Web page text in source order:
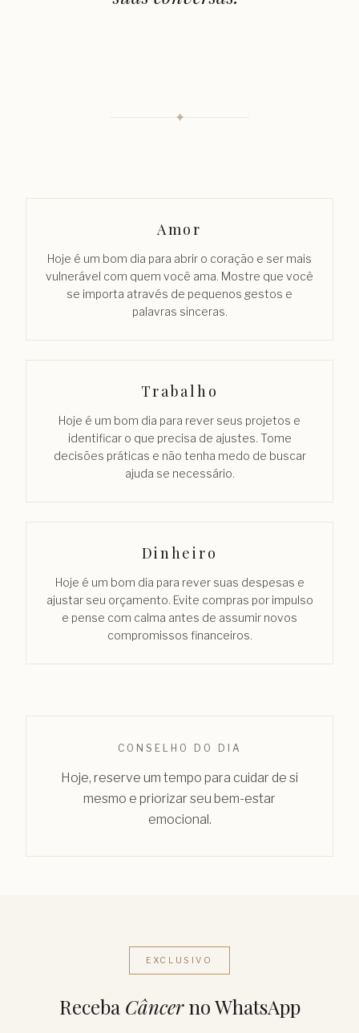
✦
Amor
Hoje é um bom dia para abrir o coração e ser mais
vulnerável com quem você ama. Mostre que você
se importa através de pequenos gestos e
palavras sinceras.
Trabalho
Hoje é um bom dia para rever seus projetos e
identificar o que precisa de ajustes. Tome
decisões práticas e não tenha medo de buscar
ajuda se necessário.
Dinheiro
Hoje é um bom dia para rever suas despesas e
ajustar seu orçamento. Evite compras por impulso
e pense com calma antes de assumir novos
compromissos financeiros.
CONSELHO DO DIA
Hoje, reserve um tempo para cuidar de si
mesmo e priorizar seu bem-estar
emocional.
EXCLUSIVO
Receba Câncerno WhatsApp